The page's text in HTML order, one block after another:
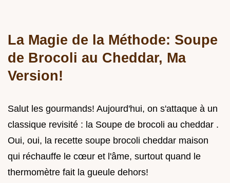
La Magie de la Méthode: Soupe
de Brocoli au Cheddar, Ma
Version!
Salut les gourmands! Aujourd'hui, on s'attaque à un
classique revisité : la Soupe de brocoli au cheddar .
Oui, oui, la recette soupe brocoli cheddar maison
qui réchauffe le cœur et l'âme, surtout quand le
thermomètre fait la gueule dehors!